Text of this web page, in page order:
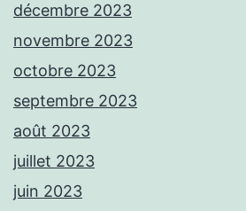
décembre 2023
novembre 2023
octobre 2023
septembre 2023
août 2023
juillet 2023
juin 2023